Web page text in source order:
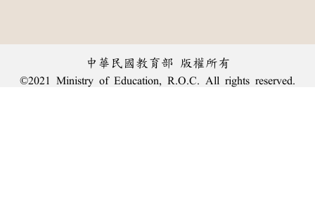
中華民國教育部 版權所有
©2021 Ministry of Education, R.O.C. All rights reserved.